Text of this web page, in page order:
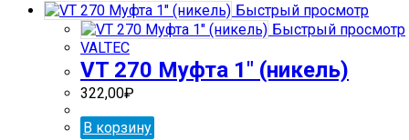
Быстрый просмотр
Быстрый просмотр
VALTEC
VT 270 Муфта 1″ (никель)
322,00₽
В корзину